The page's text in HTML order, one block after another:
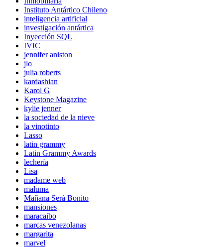
Instituto Antártico Chileno
inteligencia artificial
investigación antártica
Inyección SQL
IVIC
jennifer aniston
jlo
julia roberts
kardashian
Karol G
Keystone Magazine
kylie jenner
la sociedad de la nieve
la vinotinto
Lasso
latin grammy
Latin Grammy Awards
lechería
Lisa
madame web
maluma
Mañana Será Bonito
mansiones
maracaibo
marcas venezolanas
margarita
marvel